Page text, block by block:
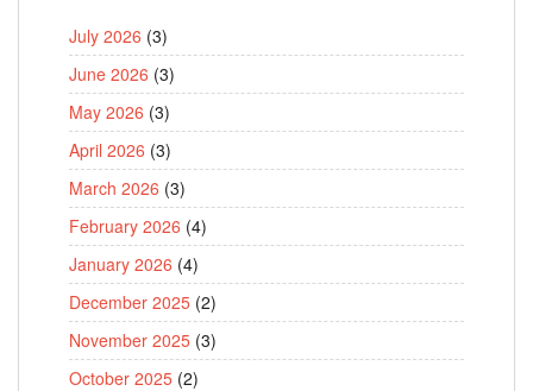
July 2026 (3)
June 2026 (3)
May 2026 (3)
April 2026 (3)
March 2026 (3)
February 2026 (4)
January 2026 (4)
December 2025 (2)
November 2025 (3)
October 2025 (2)